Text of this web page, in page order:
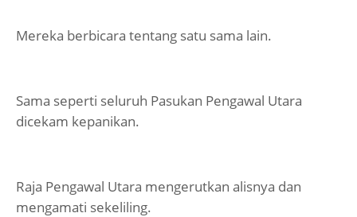
Mereka berbicara tentang satu sama lain.
Sama seperti seluruh Pasukan Pengawal Utara
dicekam kepanikan.
Raja Pengawal Utara mengerutkan alisnya dan
mengamati sekeliling.